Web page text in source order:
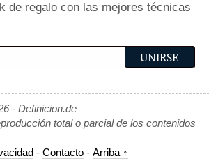
de regalo con las mejores técnicas
- Definicion.de
total o parcial de los contenidos
- Contacto - Arriba ↑